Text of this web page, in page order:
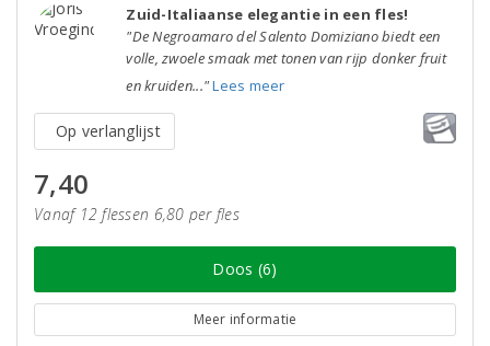
Zuid-Italiaanse elegantie in een fles!
"De Negroamaro del Salento Domiziano biedt een
volle, zwoele smaak met tonen van rijp donker fruit
en kruiden..."Lees meer
Op verlanglijst
7,40
Vanaf 12 flessen 6,80 per fles
Doos (6)
Meer informatie